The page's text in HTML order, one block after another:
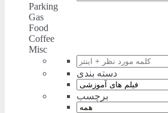
Parking
Gas
Food
Coffee
Misc
دسته بندی
برچسب